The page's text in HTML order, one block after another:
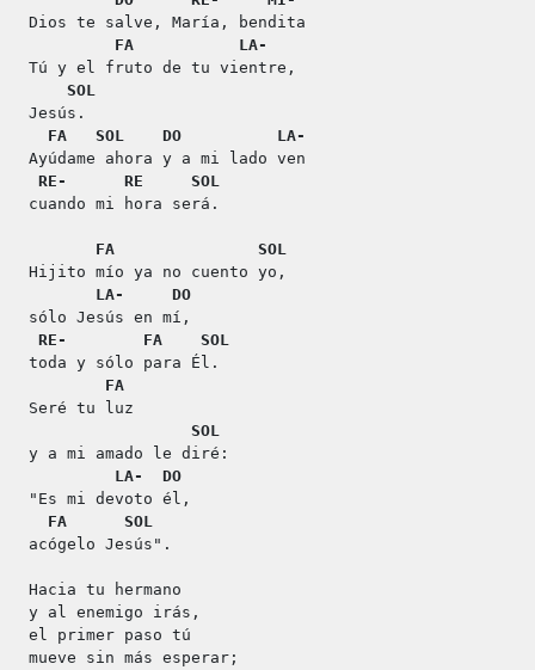
Dios te salve, María, bendita
FA
LA-
Tú y el fruto de tu vientre,
SOL
Jesús.
FA
SOL DO
LA-
Ayúdame ahora y a mi lado ven
RE-
RE
SOL
cuando mi hora será.
FA
SOL
Hijito mío ya no cuento yo,
LA-
DO
sólo Jesús en mí,
RE-
FA
SOL
toda y sólo para Él.
FA
Seré tu luz
SOL
y a mi amado le diré:
LA-
DO
"Es mi devoto él,
FA
SOL
acógelo Jesús".
Hacia tu hermano
y al enemigo irás,
el primer paso tú
mueve sin más esperar;